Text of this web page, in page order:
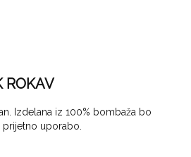
ROKAV
Izdelana iz 100% bombaža bo
uporabo.